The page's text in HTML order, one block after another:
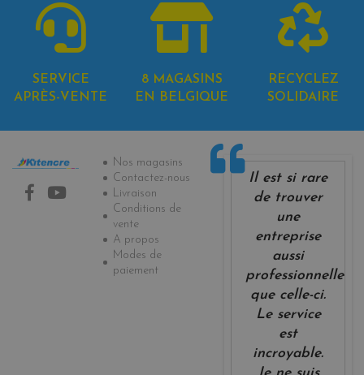
SERVICE
APRÈS-VENTE
8 MAGASINS
EN BELGIQUE
RECYCLEZ
SOLIDAIRE
Informations
Nos magasins
Contactez-nous
Livraison
Conditions de
vente
A propos
Modes de
paiement
Il est si rare
de trouver
une
entreprise
aussi
professionnelle
que celle-ci.
Le service
est
incroyable.